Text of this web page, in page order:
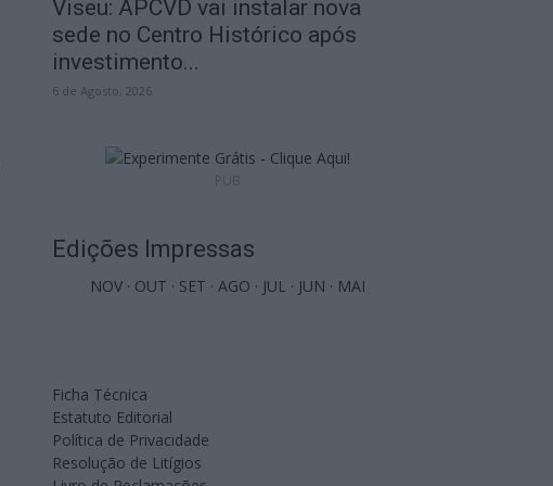
Viseu: APCVD vai instalar nova
sede no Centro Histórico após
investimento...
6 de Agosto, 2026
Edições Impressas
NOV · OUT · SET · AGO · JUL · JUN · MAI
Ficha Técnica
Estatuto Editorial
Política de Privacidade
Resolução de Litígios